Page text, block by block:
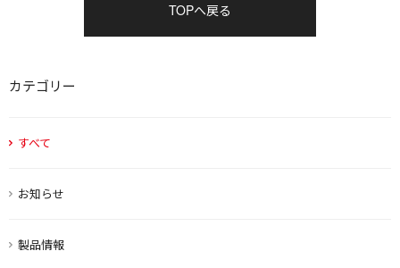
カテゴリー
すべて
お知らせ
製品情報
TOPへ戻る